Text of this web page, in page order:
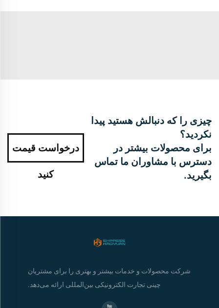
چیزی را که دنبالش هستید پیدا
نکردید؟
برای محصولات بیشتر در
دسترس با مشاوران ما تماس
بگیرید.
درخواست قیمت
کنید
شرکت محصولات و خدمات بیشتر و بهتری را برای مشتریان
چینی تجارت الکترونیکی بین‌المللی ارائه می‌دهد.